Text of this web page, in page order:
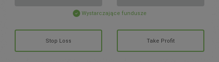
Wystarczające fundusze
Stop Loss Take Profit